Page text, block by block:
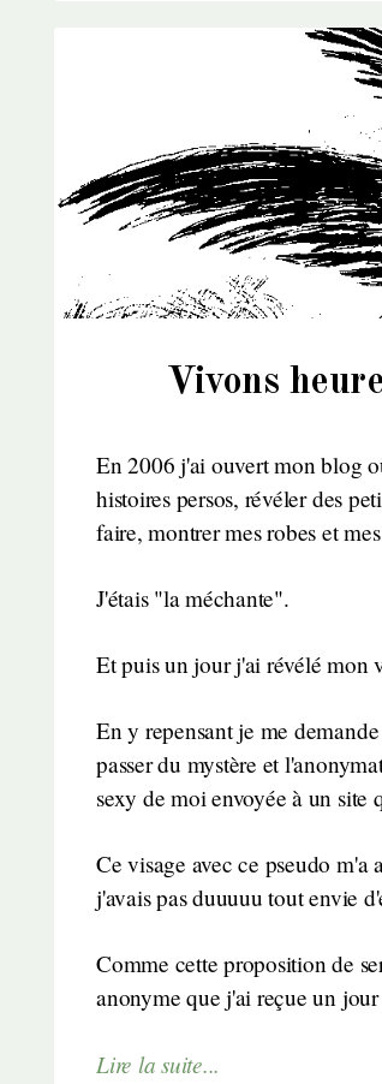
Vivons
En 2006 j'ai ouvert mon blog
histoires persos, révéler des
faire, montrer mes robes et
J'étais "la méchante".
Et puis un jour j'ai révélé mon
En y repensant je me
passer du mystère et
sexy de moi envoyée à un
Ce visage avec ce pseudo m'a
j'avais pas duuuuu tout envie
Comme cette proposition de
anonyme que j'ai reçue un
Lire la suite...